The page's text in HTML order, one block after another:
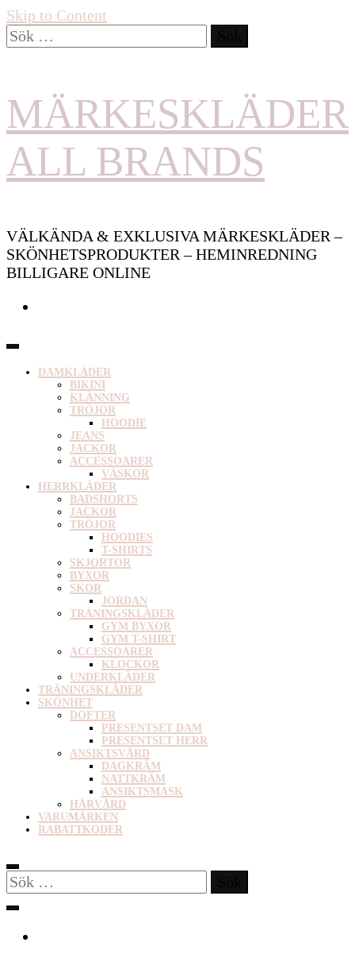
Skip to Content
Sök
efter:
MÄRKESKLÄDER
ALL BRANDS
VÄLKÄNDA & EXKLUSIVA MÄRKESKLÄDER –
SKÖNHETSPRODUKTER – HEMINREDNING
BILLIGARE ONLINE
DAMKLÄDER
BIKINI
KLÄNNING
TRÖJOR
HOODIE
JEANS
JACKOR
ACCESSOARER
VÄSKOR
HERRKLÄDER
BADSHORTS
JACKOR
TRÖJOR
HOODIES
T-SHIRTS
SKJORTOR
BYXOR
SKOR
JORDAN
TRÄNINGSKLÄDER
GYM BYXOR
GYM T-SHIRT
ACCESSOARER
KLOCKOR
UNDERKLÄDER
TRÄNINGSKLÄDER
SKÖNHET
DOFTER
PRESENTSET DAM
PRESENTSET HERR
ANSIKTSVÅRD
DAGKRÄM
NATTKRÄM
ANSIKTSMASK
HÅRVÅRD
VARUMÄRKEN
RABATTKODER
Sök
efter: